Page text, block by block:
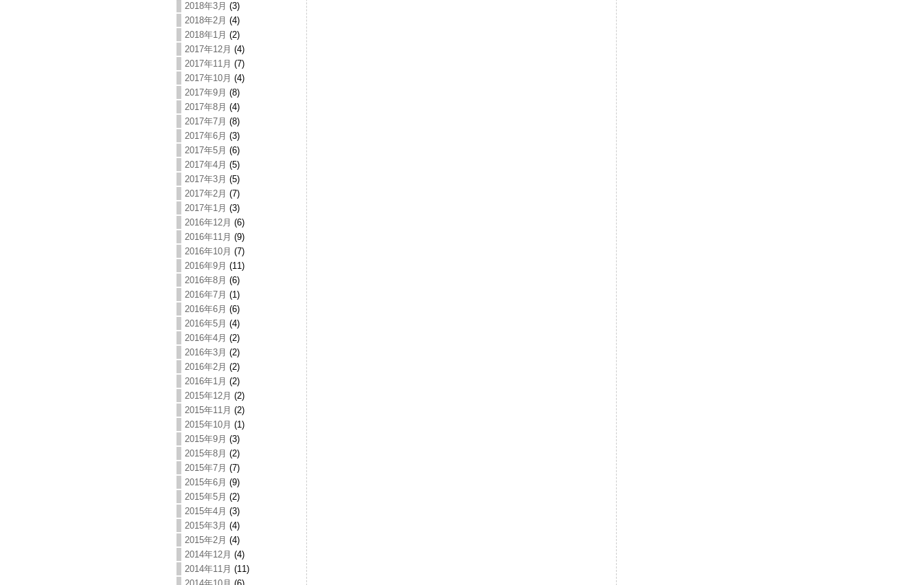
2018年3月 (3)
2018年2月 (4)
2018年1月 (2)
2017年12月 (4)
2017年11月 (7)
2017年10月 (4)
2017年9月 (8)
2017年8月 (4)
2017年7月 (8)
2017年6月 (3)
2017年5月 (6)
2017年4月 (5)
2017年3月 (5)
2017年2月 (7)
2017年1月 (3)
2016年12月 (6)
2016年11月 (9)
2016年10月 (7)
2016年9月 (11)
2016年8月 (6)
2016年7月 (1)
2016年6月 (6)
2016年5月 (4)
2016年4月 (2)
2016年3月 (2)
2016年2月 (2)
2016年1月 (2)
2015年12月 (2)
2015年11月 (2)
2015年10月 (1)
2015年9月 (3)
2015年8月 (2)
2015年7月 (7)
2015年6月 (9)
2015年5月 (2)
2015年4月 (3)
2015年3月 (4)
2015年2月 (4)
2014年12月 (4)
2014年11月 (11)